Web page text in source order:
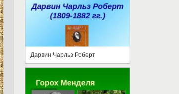
Дарвин Чарльз Роберт